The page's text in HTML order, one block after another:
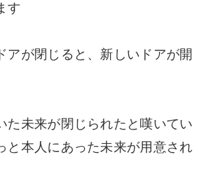
す
アが閉じると、新しいドアが開
た未来が閉じられたと嘆いてい
と本人にあった未来が用意され